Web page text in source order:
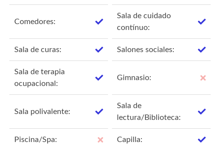
Comedores:
Sala de cuidado
contínuo:
Sala de curas: Salones sociales:
Sala de terapia
ocupacional:
Gimnasio:
Sala polivalente:
Sala de
lectura/Biblioteca:
Piscina/Spa: Capilla: